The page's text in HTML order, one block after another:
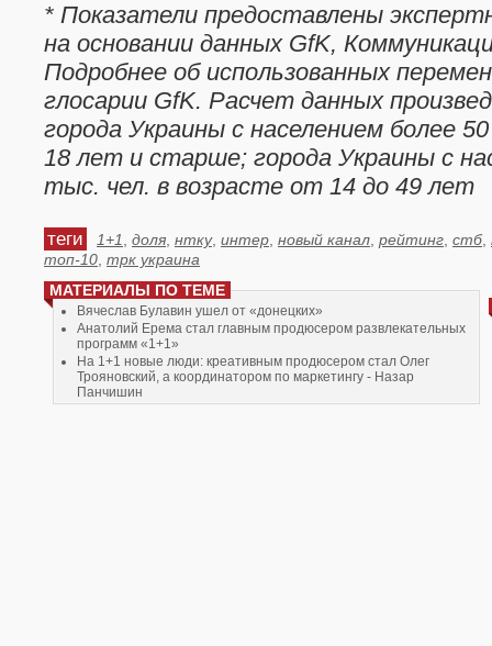
* Показатели предоставлены
на основании данных GfK,
Подробнее об использованных
глосарии GfK. Расчет данных
города Украины с населением более
18 лет и старше; города Украины с
тыс. чел. в возрасте от 14 до 49 лет
теги 1+1 доля нтку, интер новый канал рейтинг стб,
топ-10 трк украина
МАТЕРИАЛЫ ПО ТЕМЕ
Вячеслав Булавин ушел от «донецких»
Анатолий Ерема стал главным продюсером развлекательных
программ «1+1»
На 1+1 новые люди: креативным продюсером стал Олег
Трояновский, а координатором по маркетингу - Назар
Панчишин